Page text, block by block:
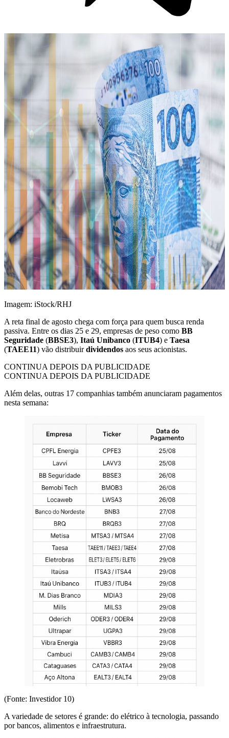
Imagem: iStock/RHJ
A reta final de agosto chega com força para quem busca renda
passiva. Entre os dias 25 e 29, empresas de peso como BB
Seguridade (BBSE3), Itaú Unibanco (ITUB4) e Taesa
(TAEE11) vão distribuirdividendos aos seus acionistas.
CONTINUA DEPOIS DA PUBLICIDADE
CONTINUA DEPOIS DA PUBLICIDADE
Além delas, outras 17 companhias também anunciaram pagamentos
nesta semana:
(Fonte: Investidor 10)
A variedade de setores é grande: do elétrico à tecnologia, passando
por bancos, alimentos e infraestrutura.